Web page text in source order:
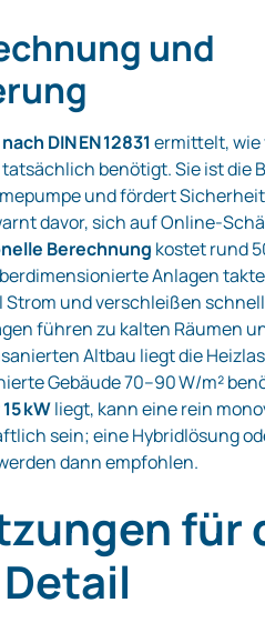
und
DIN EN 12831ermittelt, wie
benötigt. Sie ist die
und fördert
davor, sich auf
Berechnung kostet rund
Anlagen
und verschleißen
führen zu kalten Räumen
Altbau liegt die
Gebäude 70–90 W/m²
kWliegt, kann eine rein
sein; eine Hybridlösung
dann empfohlen.
für